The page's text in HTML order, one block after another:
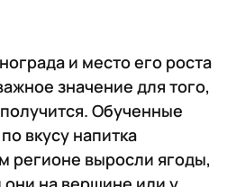
и место его роста
значение для того,
Обученные
вкусу напитка
регионе выросли ягоды,